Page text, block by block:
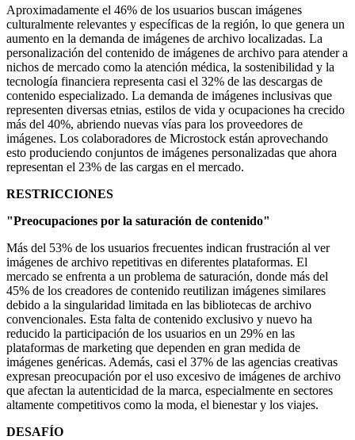
Aproximadamente el 46% de los usuarios buscan imágenes
culturalmente relevantes y específicas de la región, lo que genera un
aumento en la demanda de imágenes de archivo localizadas. La
personalización del contenido de imágenes de archivo para atender a
nichos de mercado como la atención médica, la sostenibilidad y la
tecnología financiera representa casi el 32% de las descargas de
contenido especializado. La demanda de imágenes inclusivas que
representen diversas etnias, estilos de vida y ocupaciones ha crecido
más del 40%, abriendo nuevas vías para los proveedores de
imágenes. Los colaboradores de Microstock están aprovechando
esto produciendo conjuntos de imágenes personalizadas que ahora
representan el 23% de las cargas en el mercado.
RESTRICCIONES
"Preocupaciones por la saturación de contenido"
Más del 53% de los usuarios frecuentes indican frustración al ver
imágenes de archivo repetitivas en diferentes plataformas. El
mercado se enfrenta a un problema de saturación, donde más del
45% de los creadores de contenido reutilizan imágenes similares
debido a la singularidad limitada en las bibliotecas de archivo
convencionales. Esta falta de contenido exclusivo y nuevo ha
reducido la participación de los usuarios en un 29% en las
plataformas de marketing que dependen en gran medida de
imágenes genéricas. Además, casi el 37% de las agencias creativas
expresan preocupación por el uso excesivo de imágenes de archivo
que afectan la autenticidad de la marca, especialmente en sectores
altamente competitivos como la moda, el bienestar y los viajes.
DESAFÍO